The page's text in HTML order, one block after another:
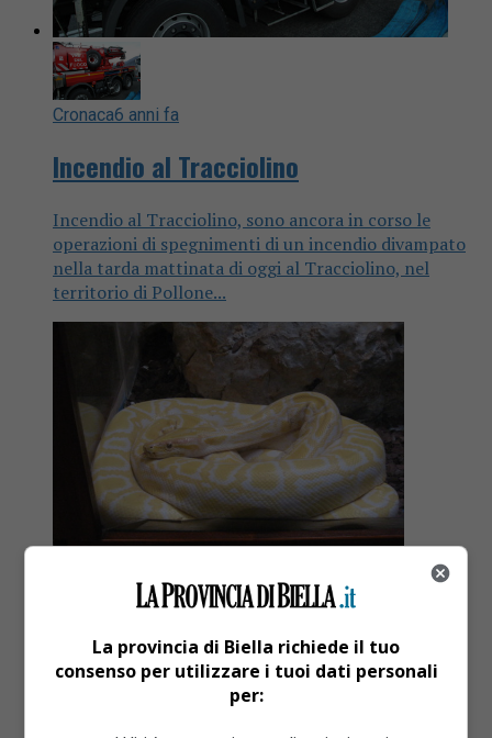
Cronaca6 anni fa
Incendio al Tracciolino
Incendio al Tracciolino, sono ancora in corso le
operazioni di spegnimenti di un incendio divampato
nella tarda mattinata di oggi al Tracciolino, nel
territorio di Pollone...
Cronaca7 anni fa
La provincia di Biella richiede il tuo
consenso per utilizzare i tuoi dati personali
per: